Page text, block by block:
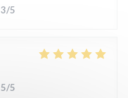
3/5
5/5